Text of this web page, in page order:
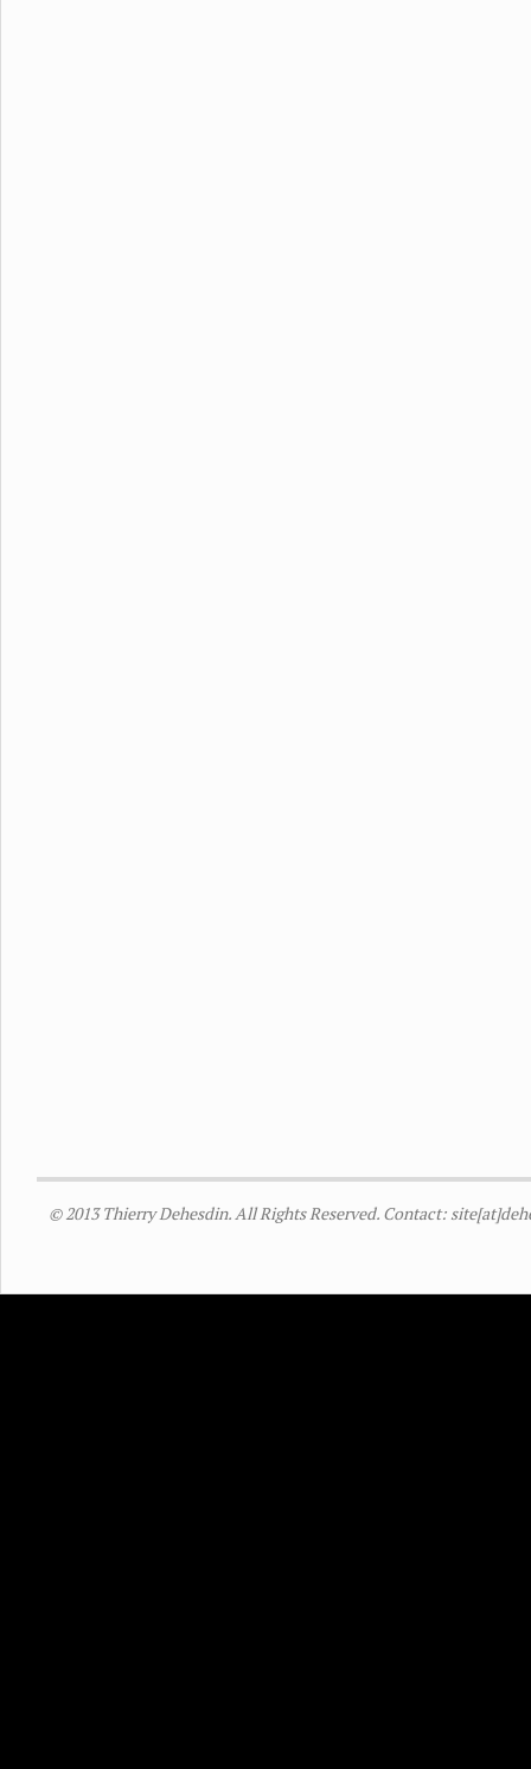
© 2013 Thierry Dehesdin. All Rights Reserved. Contact: